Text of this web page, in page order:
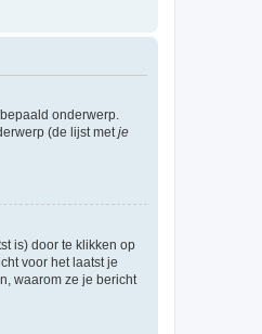
onderwerp.
(de lijst met je
is) door te klikken op
voor het laatst je
waarom ze je bericht